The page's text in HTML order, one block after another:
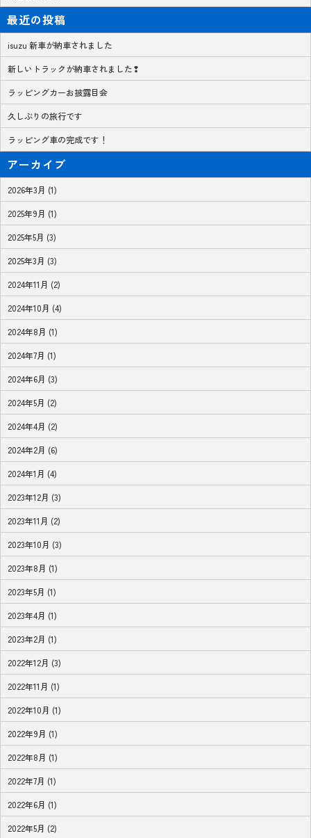
最近の投稿
isuzu 新車が納車されました
新しいトラックが納車されました❢
ラッピングカーお披露目会
久しぶりの旅行です
ラッピング車の完成です！
アーカイブ
2026年3月 (1)
2025年9月 (1)
2025年5月 (3)
2025年3月 (3)
2024年11月 (2)
2024年10月 (4)
2024年8月 (1)
2024年7月 (1)
2024年6月 (3)
2024年5月 (2)
2024年4月 (2)
2024年2月 (6)
2024年1月 (4)
2023年12月 (3)
2023年11月 (2)
2023年10月 (3)
2023年8月 (1)
2023年5月 (1)
2023年4月 (1)
2023年2月 (1)
2022年12月 (3)
2022年11月 (1)
2022年10月 (1)
2022年9月 (1)
2022年8月 (1)
2022年7月 (1)
2022年6月 (1)
2022年5月 (2)